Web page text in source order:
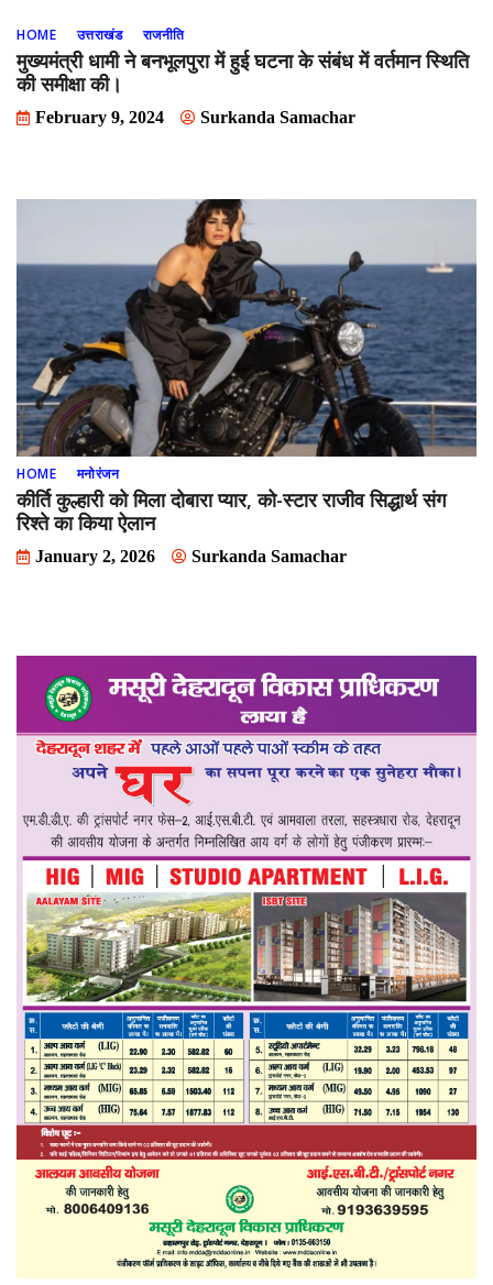
HOME उत्तराखंड राजनीति
मुख्यमंत्री धामी ने बनभूलपुरा में हुई घटना के संबंध में वर्तमान स्थिति
की समीक्षा की।
February 9, 2024 Surkanda Samachar
HOME मनोरंजन
कीर्ति कुल्हारी को मिला दोबारा प्यार, को-स्टार राजीव सिद्धार्थ संग
रिश्ते का किया ऐलान
January 2, 2026 Surkanda Samachar